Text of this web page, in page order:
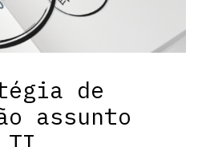
de
assunto